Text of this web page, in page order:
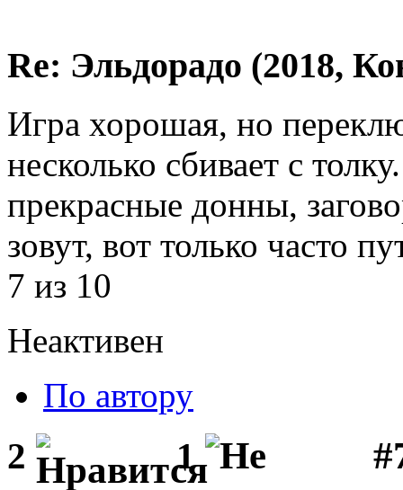
Re: Эльдорадо (2018,
Игра хорошая, но
несколько сбивает с
прекрасные донны,
зовут, вот только часто
7 из 10
Неактивен
По автору
2 1